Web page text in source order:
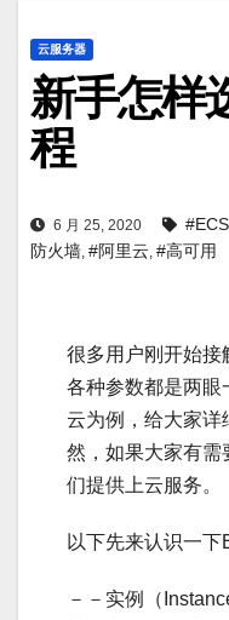
云服务器
新手怎样
程
6 月 25, 2020 #ECS
防火墙, #阿里云, #高可用
很多用户刚开始接
各种参数都是两眼
云为例，给大家详
然，如果大家有需
们提供上云服务。
以下先来认识一下
－－实例（